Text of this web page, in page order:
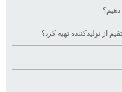
تولیدکننده تهیه کرد؟